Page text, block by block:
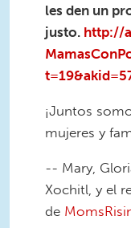
les den un
justo. http://
¡Juntos
mujeres y
-- Mary,
Xochitl, y el
de